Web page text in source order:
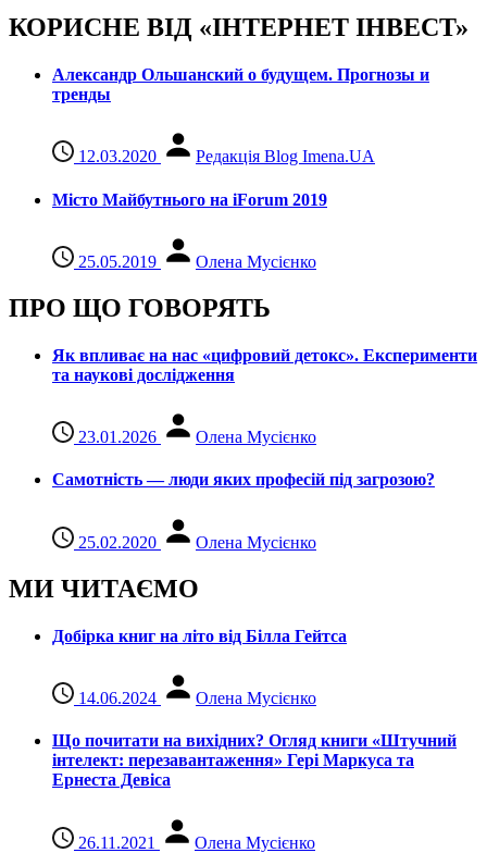
КОРИСНЕ ВІД «ІНТЕРНЕТ ІНВЕСТ»
Александр Ольшанский о будущем. Прогнозы и
тренды
12.03.2020 Редакція Blog Imena.UA
Місто Майбутнього на iForum 2019
25.05.2019 Олена Мусієнко
ПРО ЩО ГОВОРЯТЬ
Як впливає на нас «цифровий детокс». Експерименти
та наукові дослідження
23.01.2026 Олена Мусієнко
Самотність — люди яких професій під загрозою?
25.02.2020 Олена Мусієнко
МИ ЧИТАЄМО
Добірка книг на літо від Білла Гейтса
14.06.2024 Олена Мусієнко
Що почитати на вихідних? Огляд книги «Штучний
інтелект: перезавантаження» Гері Маркуса та
Ернеста Девіса
26.11.2021 Олена Мусієнко